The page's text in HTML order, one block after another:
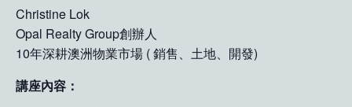
Christine Lok
Opal Realty Group創辦人
10年深耕澳洲物業市場 ( 銷售、土地、開發)
講座內容：